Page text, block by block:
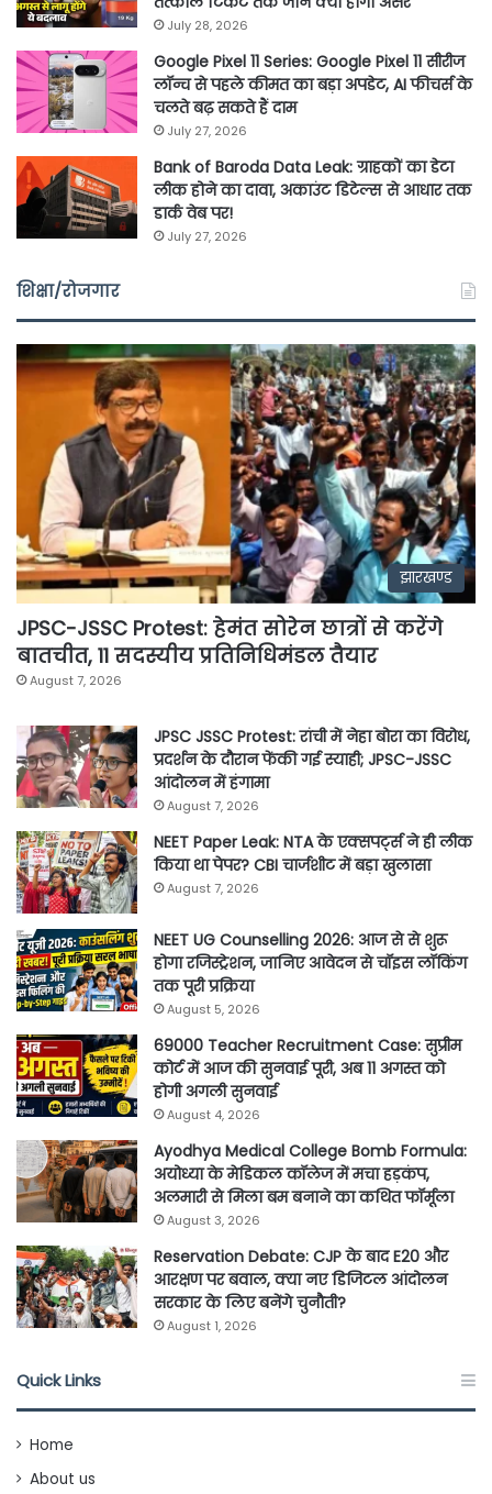
July 28, 2026
Google Pixel 11 Series: Google Pixel 11 सीरीज
लॉन्च से पहले कीमत का बड़ा अपडेट, AI फीचर्स के
चलते बढ़ सकते हैं दाम
July 27, 2026
Bank of Baroda Data Leak: ग्राहकों का डेटा
लीक होने का दावा, अकाउंट डिटेल्स से आधार तक
डार्क वेब पर!
July 27, 2026
शिक्षा/रोजगार
झारखण्ड
JPSC-JSSC Protest: हेमंत सोरेन छात्रों से करेंगे
बातचीत, 11 सदस्यीय प्रतिनिधिमंडल तैयार
August 7, 2026
JPSC JSSC Protest: रांची में नेहा बोरा का विरोध,
प्रदर्शन के दौरान फेंकी गई स्याही; JPSC-JSSC
आंदोलन में हंगामा
August 7, 2026
NEET Paper Leak: NTA के एक्सपर्ट्स ने ही लीक
किया था पेपर? CBI चार्जशीट में बड़ा खुलासा
August 7, 2026
NEET UG Counselling 2026: आज से से शुरू
होगा रजिस्ट्रेशन, जानिए आवेदन से चॉइस लॉकिंग
तक पूरी प्रक्रिया
August 5, 2026
69000 Teacher Recruitment Case: सुप्रीम
कोर्ट में आज की सुनवाई पूरी, अब 11 अगस्त को
होगी अगली सुनवाई
August 4, 2026
Ayodhya Medical College Bomb Formula:
अयोध्या के मेडिकल कॉलेज में मचा हड़कंप,
अलमारी से मिला बम बनाने का कथित फॉर्मूला
August 3, 2026
Reservation Debate: CJP के बाद E20 और
आरक्षण पर बवाल, क्या नए डिजिटल आंदोलन
सरकार के लिए बनेंगे चुनौती?
August 1, 2026
Quick Links
Home
About us